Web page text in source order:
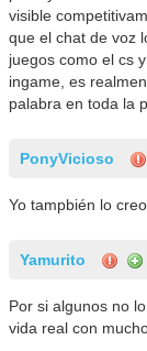
visible
que el chat de voz
juegos como el cs
ingame, es
palabra en toda la
PonyVicioso
Yo tampbién lo creo
Yamurito
Por si algunos no
vida real con